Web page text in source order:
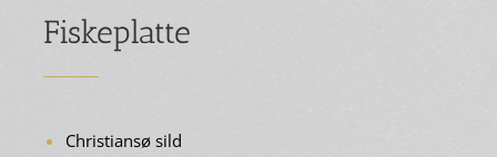
Fiskeplatte
Christiansø sild